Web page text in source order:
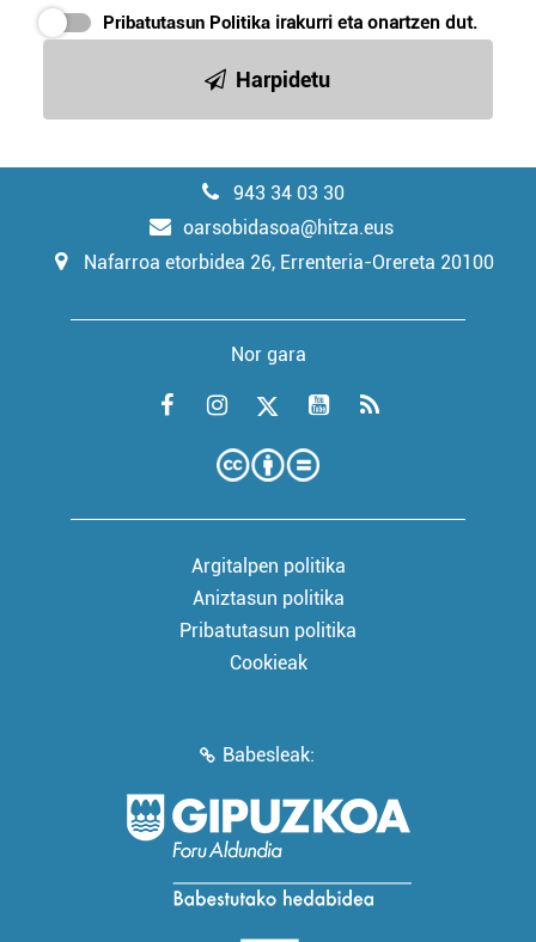
Pribatutasun Politika irakurri eta onartzen dut.
Harpidetu
943 34 03 30
oarsobidasoa@hitza.eus
Nafarroa etorbidea 26, Errenteria-Orereta 20100
Nor gara
Argitalpen politika
Aniztasun politika
Pribatutasun politika
Cookieak
Babesleak: